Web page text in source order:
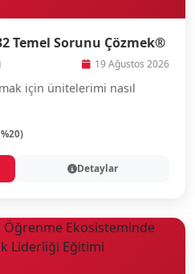
Temel Sorunu Çözmek®
19 Ağustos 2026
için ünitelerimi nasıl
Detaylar